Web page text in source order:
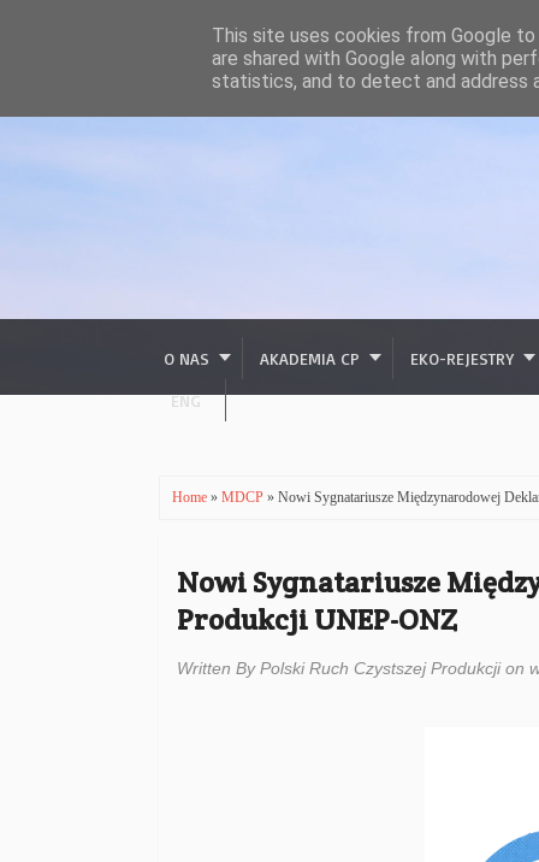
O NAS AKADEMIA CP EKO-REJESTRY
ENG
Home » MDCP » Nowi Sygnatariusze Międzynarodowej
Nowi Sygnatariusze
Produkcji UNEP-ONZ
Written By Polski Ruch Czystszej Produkcji on
This site uses cookies from Google
are shared with Google along with
statistics, and to detect and address